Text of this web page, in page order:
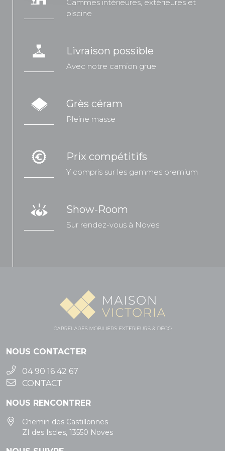
Gammes intérieures, extérieures et
piscine
Livraison possible
Avec notre camion grue
Grès céram
Pleine masse
Prix compétitifs
Y compris sur les gammes premium
Show-Room
Sur rendez-vous à Noves
NOUS CONTACTER
04 90 16 42 67
CONTACT
NOUS RENCONTRER
Chemin des Castillonnes
ZI des Iscles, 13550 Noves